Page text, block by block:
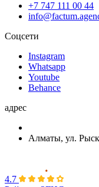
+7 747 111 00 44
Соцсети
Instagram
Whatsapp
Youtube
Behance
адрес
Алматы, ул.
4.7